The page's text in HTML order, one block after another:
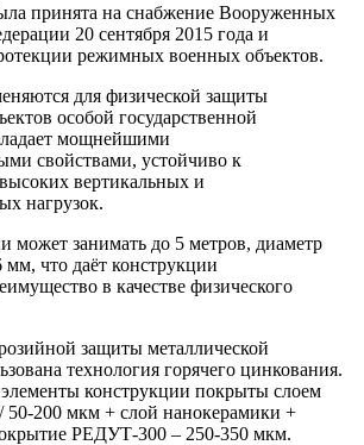
принята на снабжение Вооруженных
20 сентября 2015 года и
режимных военных объектов.
для физической защиты
особой государственной
мощнейшими
свойствами, устойчиво к
вертикальных и
нагрузок.
может занимать до 5 метров, диаметр
мм, что даёт конструкции
в качестве физического
защиты металлической
технология горячего цинкования.
конструкции покрыты слоем
50-200 мкм + слой нанокерамики +
РЕДУТ-300 – 250-350 мкм.